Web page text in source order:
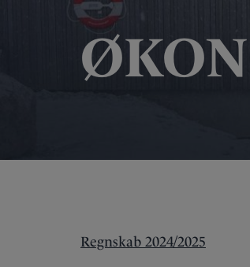
Regnskab 2024/2025